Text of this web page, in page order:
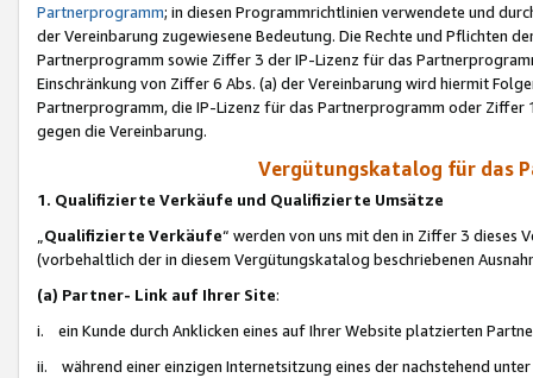
Partnerprogramm; in diesen Programmrichtlinien verwendete und
der Vereinbarung zugewiesene Bedeutung. Die Rechte und Pflichten
Partnerprogramm sowie Ziffer 3 der IP-Lizenz für das
Einschränkung von Ziffer 6 Abs. (a) der Vereinbarung wird hiermit
Partnerprogramm, die IP-Lizenz für das Partnerprogramm oder
gegen die Vereinbarung.
Vergütungskatalog für das
1. Qualifizierte Verkäufe und Qualifizierte Umsätze
Qualifizierte Verkäufe“ werden von uns mit den in Ziffer 3
(vorbehaltlich der in diesem Vergütungskatalog beschriebenen
(a) Partner- Link auf Ihrer Site:
i. ein Kunde durch Anklicken eines auf Ihrer Website platzierten
ii. während einer einzigen Internetsitzung eines der nachstehend